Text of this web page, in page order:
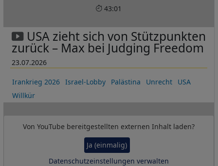
43:01
23.07.2026
USA zieht sich von Stützpunkten
zurück – Max bei Judging Freedom
Irankrieg 2026 Israel-Lobby Palästina Unrecht
USA
Willkür
Von YouTube bereitgestellten externen Inhalt laden?
Ja (einmalig)
Datenschutzeinstellungen verwalten